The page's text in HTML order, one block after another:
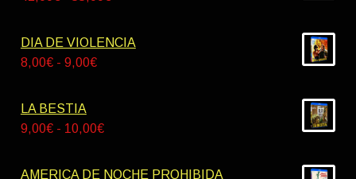
precios:
DIA DE VIOLENCIA
8,00€ - 9,00€Rango
desde
LA BESTIA
9,00€ - 10,00€Rango
precios:
AMERICA DE NOCHE PROHIBIDA